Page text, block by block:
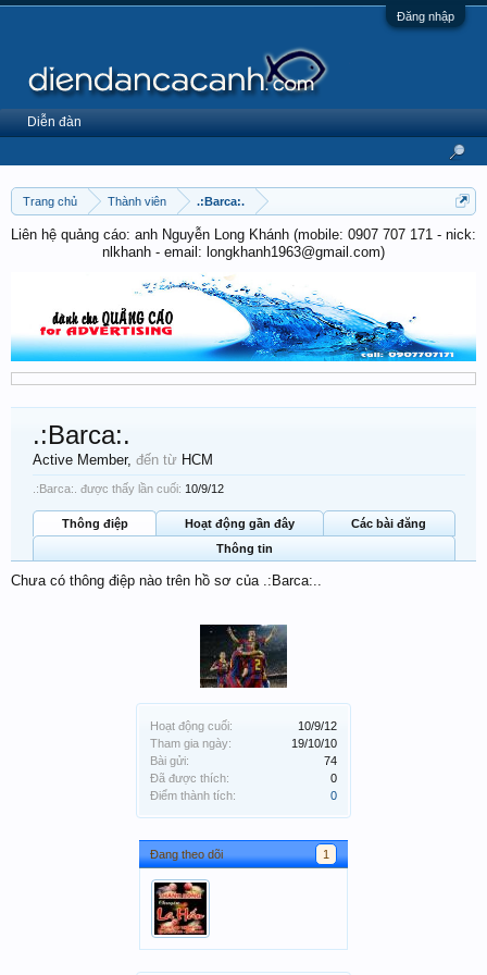
Đăng nhập
Trang chủ Thành viên .:Barca:.
Liên hệ quảng cáo: anh Nguyễn Long Khánh (mobile: 0907 707 171 - nick:
nlkhanh - email: longkhanh1963@gmail.com)
Hoạt động cuối:
10/9/12
Tham gia ngày:
19/10/10
Bài gửi:
74
Đã được thích:
0
Điểm thành tích:
0
Đang theo dõi 1
.:Barca:.
Active Member, đến từ HCM
.:Barca:. được thấy lần cuối: 10/9/12
Thông điệp Hoạt động gần đây
Các bài đăng
Thông tin
Chưa có thông điệp nào trên hồ sơ của .:Barca:..
Diễn đàn